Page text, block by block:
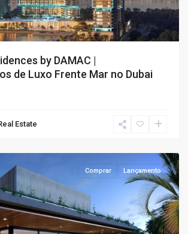
by DAMAC |
de Luxo Frente Mar no Dubai
Estate
Comprar Lançamento